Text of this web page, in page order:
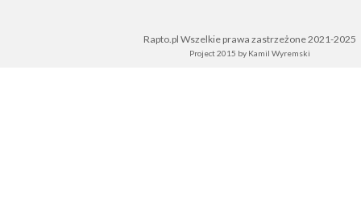
Rapto.pl Wszelkie prawa zastrzeżone 2021-2025
Project 2015 by Kamil Wyremski